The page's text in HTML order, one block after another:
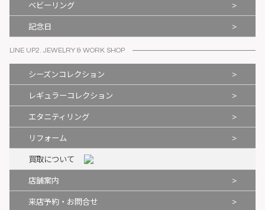
ベビーリング >
記念日 >
LINE UP2. JEWELRY & WORK SHOP
シーズンコレクション >
レギュラーコレクション >
エタニティリング >
リフォーム >
買取について
店舗案内 >
来店予約・お問合せ >